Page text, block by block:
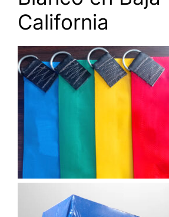
California